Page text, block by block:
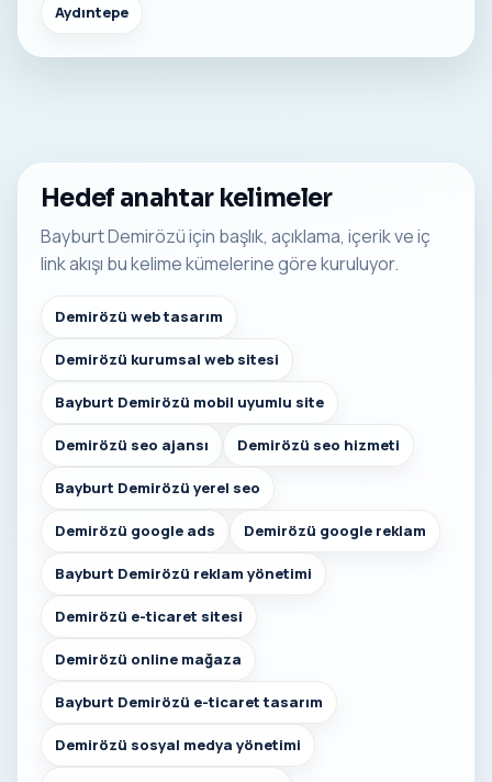
Aydıntepe
Hedef anahtar kelimeler
Bayburt Demirözü için başlık, açıklama, içerik ve iç
link akışı bu kelime kümelerine göre kuruluyor.
Demirözü web tasarım
Demirözü kurumsal web sitesi
Bayburt Demirözü mobil uyumlu site
Demirözü seo ajansı Demirözü seo hizmeti
Bayburt Demirözü yerel seo
Demirözü google ads Demirözü google reklam
Bayburt Demirözü reklam yönetimi
Demirözü e-ticaret sitesi
Demirözü online mağaza
Bayburt Demirözü e-ticaret tasarım
Demirözü sosyal medya yönetimi